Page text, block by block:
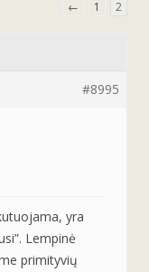
← 1 2
#8995
yra
Lempinė
primityvių